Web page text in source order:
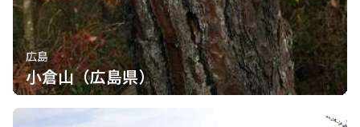
広島
小倉山（広島県）